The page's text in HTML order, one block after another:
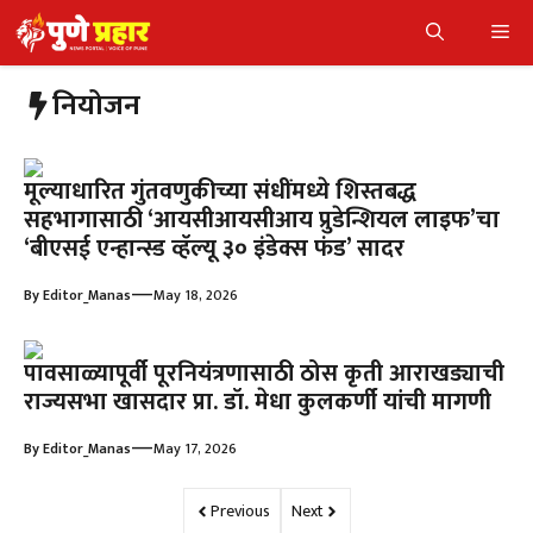
Skip
to
contentनियोजन
मूल्याधारित गुंतवणुकीच्या संधींमध्ये शिस्तबद्ध
सहभागासाठी ‘आयसीआयसीआय प्रुडेन्शियल लाइफ’चा
‘बीएसई एन्हान्स्ड व्हॅल्यू ३० इंडेक्स फंड’ सादर
ByEditor_Manas—May 18, 2026
पावसाळ्यापूर्वी पूरनियंत्रणासाठी ठोस कृती आराखड्याची
राज्यसभा खासदार प्रा. डॉ. मेधा कुलकर्णी यांची मागणी
ByEditor_Manas—May 17, 2026
Previous Next